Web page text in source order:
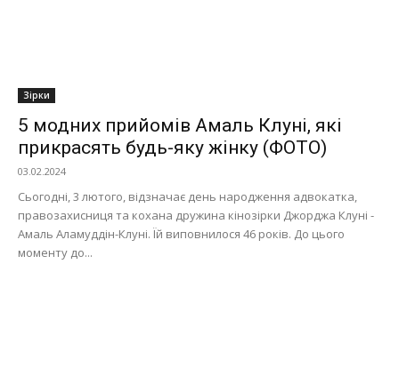
Зірки
5 модних прийомів Амаль Клуні, які
прикрасять будь-яку жінку (ФОТО)
03.02.2024
Сьогодні, 3 лютого, відзначає день народження адвокатка,
правозахисниця та кохана дружина кінозірки Джорджа Клуні -
Амаль Аламуддін-Клуні. Їй виповнилося 46 років. До цього
моменту до...